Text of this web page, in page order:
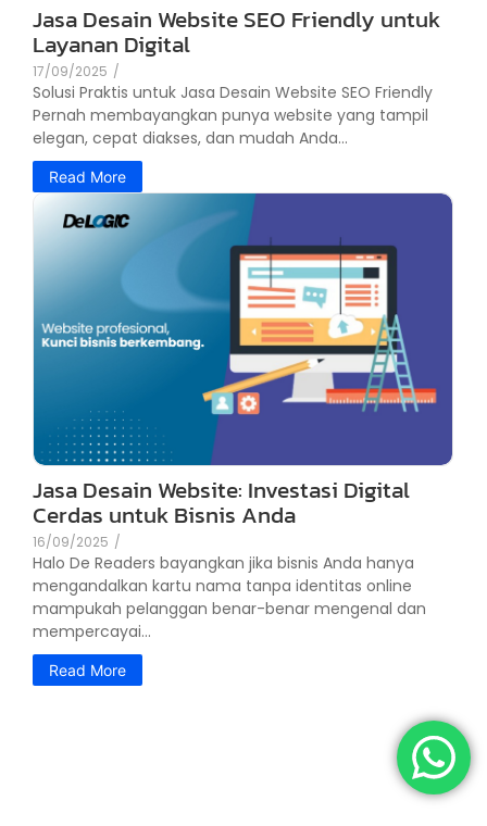
Jasa Desain Website SEO Friendly untuk
Layanan Digital
17/09/2025 /
Solusi Praktis untuk Jasa Desain Website SEO Friendly
Pernah membayangkan punya website yang tampil
elegan, cepat diakses, dan mudah Anda...
Read More
Jasa Desain Website: Investasi Digital
Cerdas untuk Bisnis Anda
16/09/2025 /
Halo De Readers bayangkan jika bisnis Anda hanya
mengandalkan kartu nama tanpa identitas online
mampukah pelanggan benar-benar mengenal dan
mempercayai...
Read More